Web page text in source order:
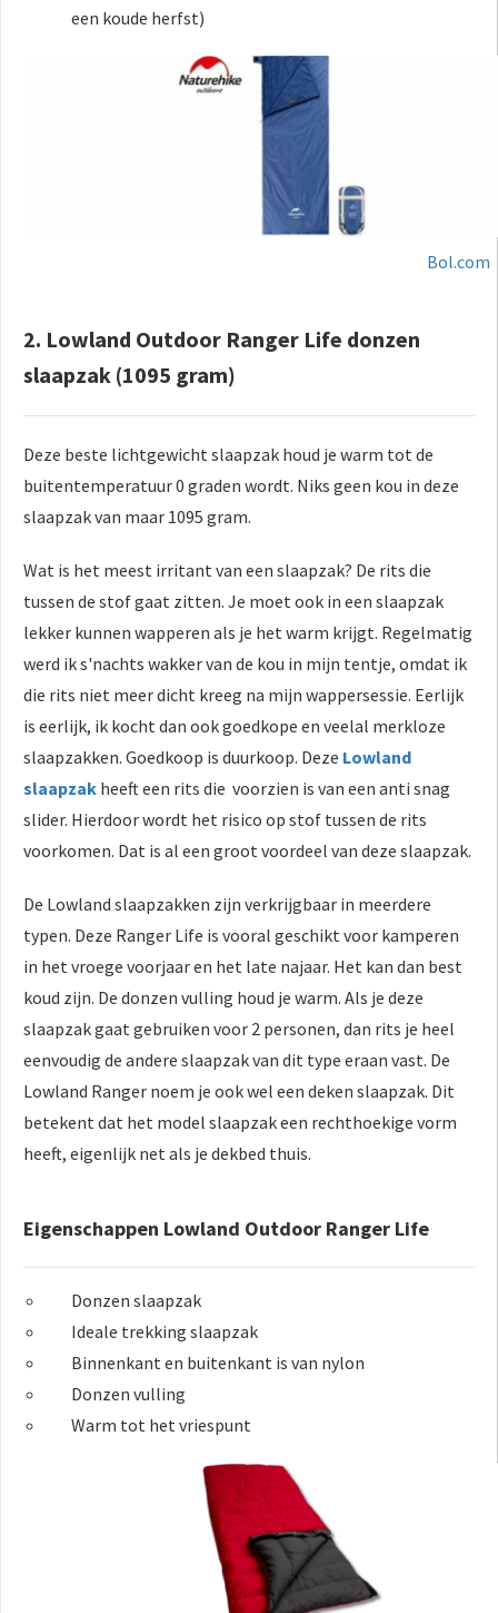
een koude herfst)
Bol.com
2. Lowland Outdoor Ranger Life donzen
slaapzak (1095 gram)
Deze beste lichtgewicht slaapzak houd je warm tot de
buitentemperatuur 0 graden wordt. Niks geen kou in deze
slaapzak van maar 1095 gram.
Wat is het meest irritant van een slaapzak? De rits die
tussen de stof gaat zitten. Je moet ook in een slaapzak
lekker kunnen wapperen als je het warm krijgt. Regelmatig
werd ik s'nachts wakker van de kou in mijn tentje, omdat ik
die rits niet meer dicht kreeg na mijn wappersessie. Eerlijk
is eerlijk, ik kocht dan ook goedkope en veelal merkloze
slaapzakken. Goedkoop is duurkoop. Deze Lowland
slaapzak heeft een rits die voorzien is van een anti snag
slider. Hierdoor wordt het risico op stof tussen de rits
voorkomen. Dat is al een groot voordeel van deze slaapzak.
De Lowland slaapzakken zijn verkrijgbaar in meerdere
typen. Deze Ranger Life is vooral geschikt voor kamperen
in het vroege voorjaar en het late najaar. Het kan dan best
koud zijn. De donzen vulling houd je warm. Als je deze
slaapzak gaat gebruiken voor 2 personen, dan rits je heel
eenvoudig de andere slaapzak van dit type eraan vast. De
Lowland Ranger noem je ook wel een deken slaapzak. Dit
betekent dat het model slaapzak een rechthoekige vorm
heeft, eigenlijk net als je dekbed thuis.
Eigenschappen Lowland Outdoor Ranger Life
Donzen slaapzak
Ideale trekking slaapzak
Binnenkant en buitenkant is van nylon
Donzen vulling
Warm tot het vriespunt